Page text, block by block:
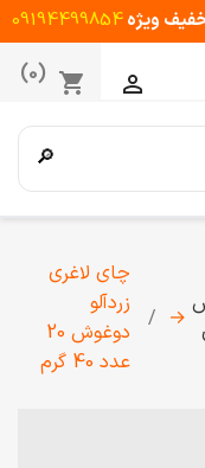
ویژه09194499854
shopping_cart
(0) 
🔎
→
چای لاغری
زردآلو
دوغوش 20
عدد 40 گرم